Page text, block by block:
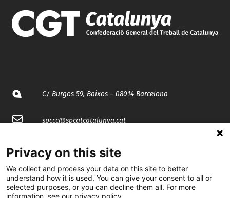
C/ Burgos 59, Baixos – 08014 Barcelona
spccc@spcgtcatalunya.cat
@CGTCatalunya
cgtcatalunya
Privacy on this site
We collect and process your data on this site to better
understand how it is used. You can give your consent to all or
selected purposes, or you can decline them all. For more
information, see our privacy policy.